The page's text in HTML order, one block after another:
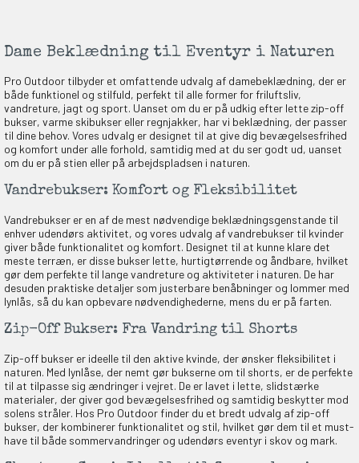
Dame Beklædning til Eventyr i Naturen
Pro Outdoor tilbyder et omfattende udvalg af damebeklædning, der er
både funktionel og stilfuld, perfekt til alle former for friluftsliv,
vandreture, jagt og sport. Uanset om du er på udkig efter lette zip-off
bukser, varme skibukser eller regnjakker, har vi beklædning, der passer
til dine behov. Vores udvalg er designet til at give dig bevægelsesfrihed
og komfort under alle forhold, samtidig med at du ser godt ud, uanset
om du er på stien eller på arbejdspladsen i naturen.
Vandrebukser: Komfort og Fleksibilitet
Vandrebukser er en af de mest nødvendige beklædningsgenstande til
enhver udendørs aktivitet, og vores udvalg af vandrebukser til kvinder
giver både funktionalitet og komfort. Designet til at kunne klare det
meste terræn, er disse bukser lette, hurtigtørrende og åndbare, hvilket
gør dem perfekte til lange vandreture og aktiviteter i naturen. De har
desuden praktiske detaljer som justerbare benåbninger og lommer med
lynlås, så du kan opbevare nødvendighederne, mens du er på farten.
Zip-Off Bukser: Fra Vandring til Shorts
Zip-off bukser er ideelle til den aktive kvinde, der ønsker fleksibilitet i
naturen. Med lynlåse, der nemt gør bukserne om til shorts, er de perfekte
til at tilpasse sig ændringer i vejret. De er lavet i lette, slidstærke
materialer, der giver god bevægelsesfrihed og samtidig beskytter mod
solens stråler. Hos Pro Outdoor finder du et bredt udvalg af zip-off
bukser, der kombinerer funktionalitet og stil, hvilket gør dem til et must-
have til både sommervandringer og udendørs eventyr i skov og mark.